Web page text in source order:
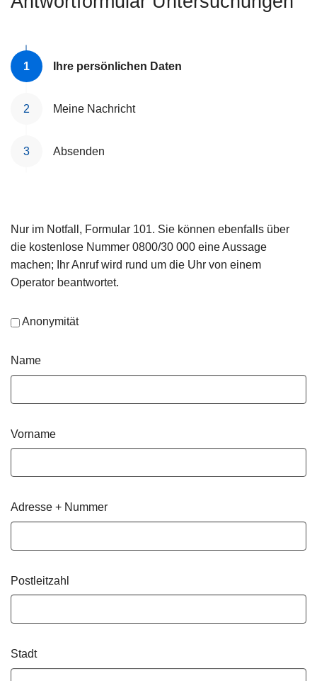
Ihre persönlichen Daten
Meine Nachricht
Absenden
Nur im Notfall, Formular 101. Sie können ebenfalls über
die kostenlose Nummer 0800/30 000 eine Aussage
machen; Ihr Anruf wird rund um die Uhr von einem
Operator beantwortet.
Anonymität
Name
Vorname
Adresse + Nummer
Postleitzahl
Stadt